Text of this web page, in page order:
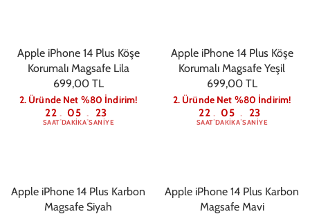
Apple iPhone 14 Plus Köşe
Korumalı Magsafe Lila
699,00 TL
2. Üründe Net %80 İndirim!
22
SAAT: 05
DAKIKA: 22
SANIYE
Apple iPhone 14 Plus Köşe
Korumalı Magsafe Yeşil
699,00 TL
2. Üründe Net %80 İndirim!
22
SAAT: 05
DAKIKA: 22
SANIYE
Apple iPhone 14 Plus Karbon
Magsafe Siyah
Apple iPhone 14 Plus Karbon
Magsafe Mavi